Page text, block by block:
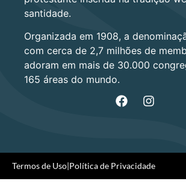
santidade.
Organizada em 1908, a
com cerca de 2,7 milhões de
adoram em mais de 30.000
165 áreas do mundo.
Termos de Uso|Política de Privacidade